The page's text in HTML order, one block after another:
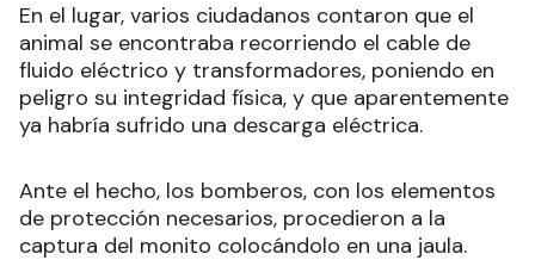
En el lugar, varios ciudadanos contaron que el
animal se encontraba recorriendo el cable de
fluido eléctrico y transformadores, poniendo en
peligro su integridad física, y que aparentemente
ya habría sufrido una descarga eléctrica.
Ante el hecho, los bomberos, con los elementos
de protección necesarios, procedieron a la
captura del monito colocándolo en una jaula.